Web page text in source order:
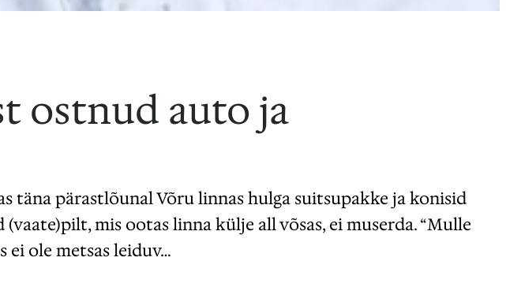
ostnud auto ja
täna pärastlõunal Võru linnas hulga suitsupakke ja konisid
mis ootas linna külje all võsas, ei muserda. “Mulle
ei ole metsas leiduv…